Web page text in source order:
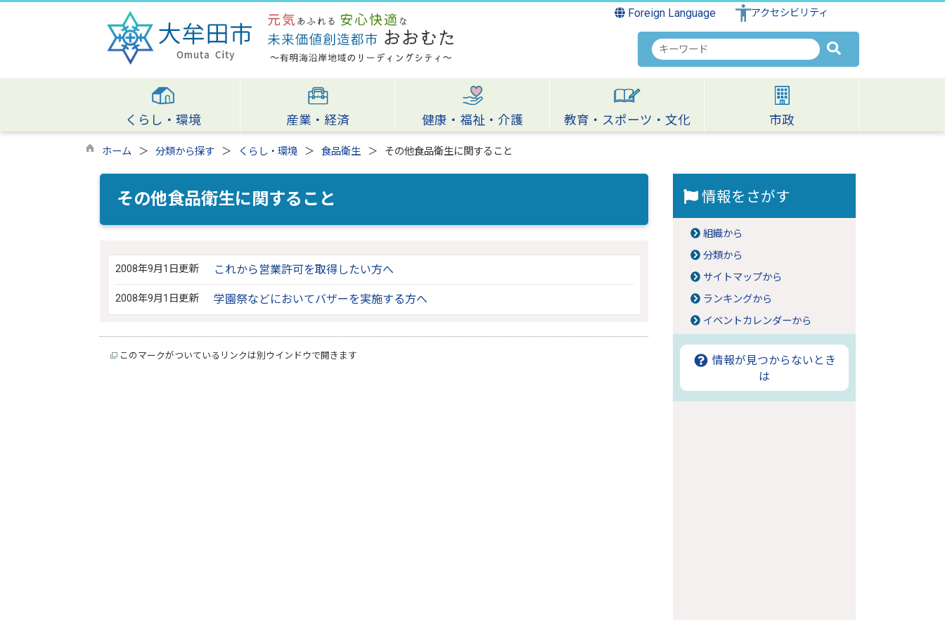
Foreign Language アクセシビリティ
検
索
キ
ワ
ー
くらし・環境 産業・経済 健康・福祉・介護 教育・スポーツ・文化 市政
ホーム 分類から探す くらし・環境 食品衛生 その他食品衛生に関すること
その他食品衛生に関すること
2008年9月1日更新 これから営業許可を取得したい方へ
2008年9月1日更新 学園祭などにおいてバザーを実施する方へ
このマークがついているリンクは別ウインドウで開きます
情報をさがす
組織から
分類から
サイトマップから
ランキングから
イベントカレンダーから
情報が見つからないとき
は